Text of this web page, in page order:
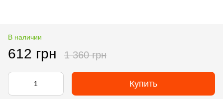
В наличии
612 грн 1 360 грн
Купить